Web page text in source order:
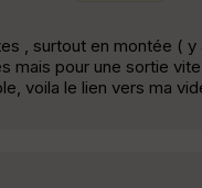
, surtout en montée (
mais pour une sortie
voila le lien vers ma